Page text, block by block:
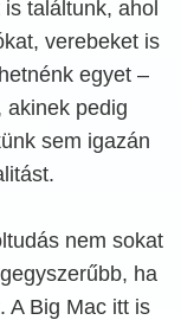
találtunk, ahol
verebeket is
egyet –
akinek pedig
sem igazán
nem sokat
ha
A Big Mac itt is